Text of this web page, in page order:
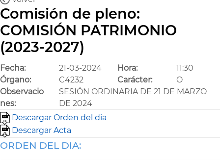
Comisión de pleno:
COMISIÓN PATRIMONIO
(2023-2027)
Fecha: 21-03-2024 Hora:
11:30
Órgano:
C4232 Carácter:
O
Observacio
nes:
SESIÓN ORDINARIA DE 21 DE MARZO
DE 2024
Descargar Orden del dia
Descargar Acta
ORDEN DEL DIA: